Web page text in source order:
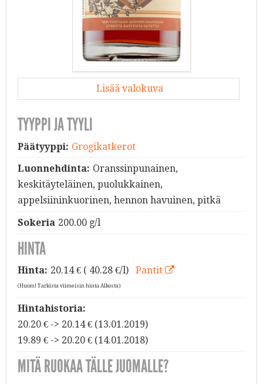
Lisää valokuva
TYYPPI JA TYYLI
Päätyyppi: Grogikatkerot
Luonnehdinta: Oranssinpunainen,
keskitäyteläinen, puolukkainen,
appelsiininkuorinen, hennon havuinen, pitkä
Sokeria 200.00 g/l
HINTA
Hinta: 20.14€ ( 40.28 €/l) Pantit
(Huom! Tarkista viimeisin hinta Alkosta)
Hintahistoria:
20.20 € -> 20.14 € (13.01.2019)
19.89 € -> 20.20 € (14.01.2018)
MITÄ RUOKAA TÄLLE JUOMALLE?